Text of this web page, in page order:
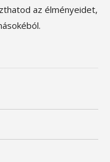
az élményeidet,